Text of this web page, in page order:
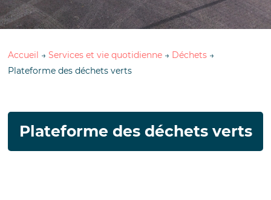
Accueil →Services et vie quotidienne → Déchets →
Plateforme des déchets verts
Plateforme des déchets verts